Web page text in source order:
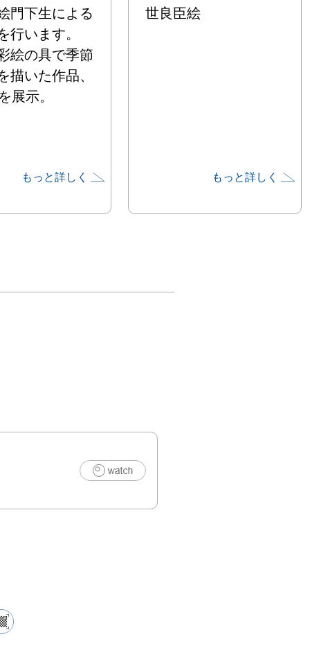
門下生による
行います。
絵の具で季節
描いた作品、
展示。
もっと詳しく
世良臣絵
もっと詳しく